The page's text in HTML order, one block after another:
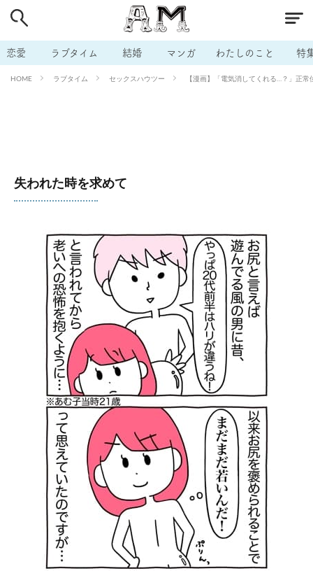
恋愛 ラブタイム 結婚 マンガ わたしのこと 特
HOME ラブタイム セックスハウツー 【漫画】「電気消してくれる…？」正
失われた時を求めて
# 男の本音 # セフレ
# 不倫 # 出会う方法 # マッチングアプリ
# ラブグッズ # イケない